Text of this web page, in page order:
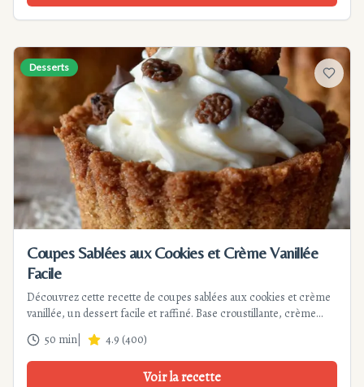
Desserts
Coupes Sablées aux Cookies et Crème Vanillée
Facile
Découvrez cette recette de coupes sablées aux cookies et crème
vanillée, un dessert facile et raffiné. Base croustillante, crème
onctueuse, une explosion de textures !
50 min 4.9 (400)
Voir la recette